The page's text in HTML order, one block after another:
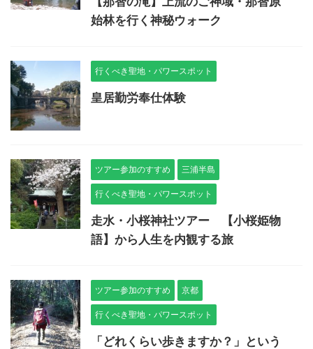
始林を行く神秘ウォーク
行くべき聖地・パワースポット
皇居勤労奉仕体験
ツアー参加のすすめ 三浦半島
行くべき聖地・パワースポット
走水・小桜神社ツアー 【小桜姫物
語】から人生を内観する旅
ツアー参加のすすめ 京都
行くべき聖地・パワースポット
「どれくらい歩きますか？」という